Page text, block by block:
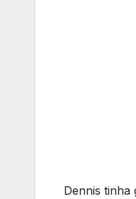
Dennis tinha